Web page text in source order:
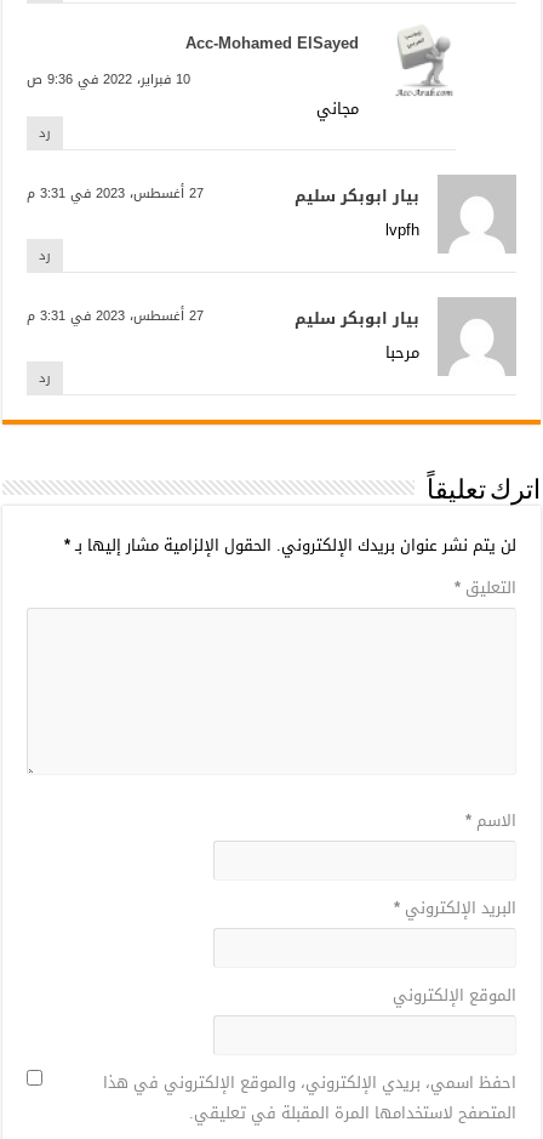
Acc-Mohamed ElSayed
10 فبراير، 2022 في 9:36 ص
مجاني
رد
بيار ابوبكر سليم 27 أغسطس، 2023 في 3:31 م
lvpfh
رد
بيار ابوبكر سليم 27 أغسطس، 2023 في 3:31 م
مرحبا
رد
اترك تعليقاً
لن يتم نشر عنوان بريدك الإلكتروني. الحقول الإلزامية مشار إليها بـ*
التعليق*
الاسم*
البريد الإلكتروني*
الموقع الإلكتروني
احفظ اسمي، بريدي الإلكتروني، والموقع الإلكتروني في هذا
المتصفح لاستخدامها المرة المقبلة في تعليقي.